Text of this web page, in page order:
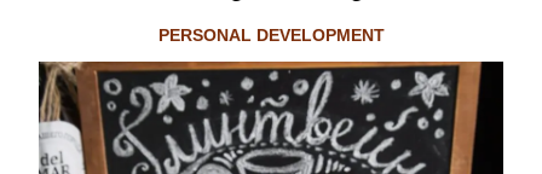
PERSONAL DEVELOPMENT